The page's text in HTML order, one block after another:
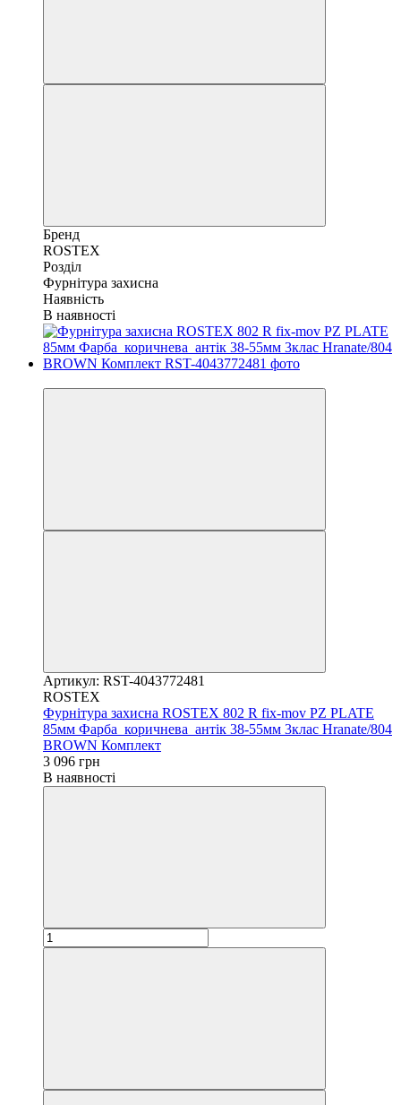
Бренд
ROSTEX
Розділ
Фурнітура захисна
Наявність
В наявності
Артикул: RST-4043772481
ROSTEX
Фурнітура захисна ROSTEX 802 R fix-mov PZ PLATE
85мм Фарба_коричнева_антік 38-55мм 3клас Hranate/804
BROWN Комплект
3 096 грн
В наявності